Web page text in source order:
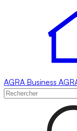
AGRA Business